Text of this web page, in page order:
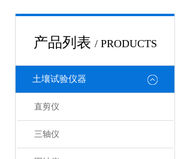
产品列表 / PRODUCTS
土壤试验仪器
直剪仪
三轴仪